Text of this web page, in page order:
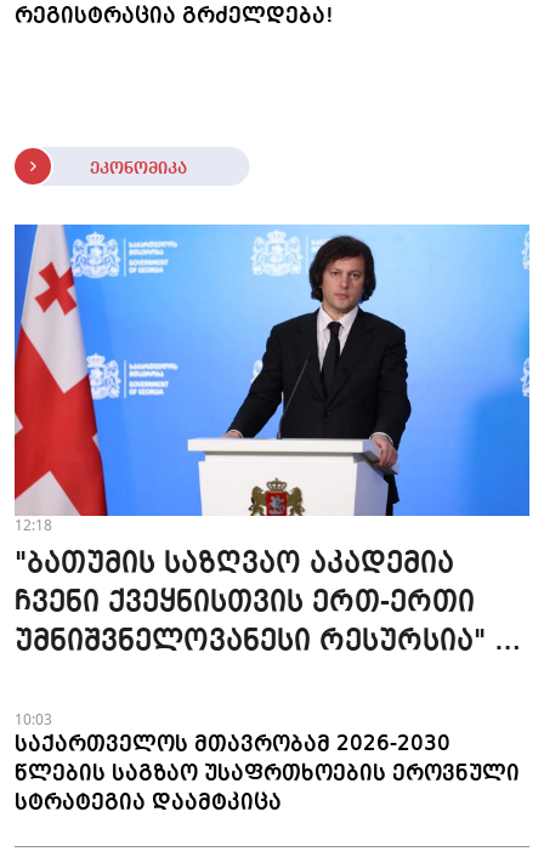
რეგისტრაცია გრძელდება!
ეკონომიკა
12:18
"ბათუმის საზღვაო აკადემია
ჩვენი ქვეყნისთვის ერთ-ერთი
უმნიშვნელოვანესი რესურსია" -
10:03
საქართველოს მთავრობამ 2026-2030
წლების საგზაო უსაფრთხოების ეროვნული
სტრატეგია დაამტკიცა